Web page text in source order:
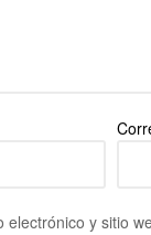
y sitio